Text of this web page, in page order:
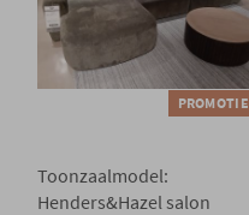
PROMOTIE
Toonzaalmodel:
Henders&Hazel salon